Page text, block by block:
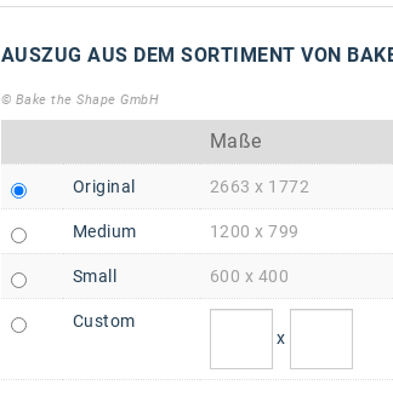
AUSZUG AUS DEM SORTIMENT VON
© Bake the Shape GmbH
Maße
Original 2663 x 1772
Medium 1200 x 799
Small 600 x 400
Custom
x